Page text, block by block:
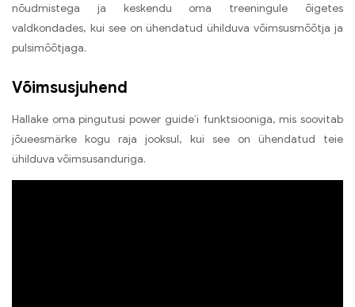
nõudmistega ja keskendu oma treeningule õigetes
valdkondades, kui see on ühendatud ühilduva võimsusmõõtja ja
pulsimõõtjaga.
Võimsusjuhend
Hallake oma pingutusi power guide’i funktsiooniga, mis soovitab
jõueesmärke kogu raja jooksul, kui see on ühendatud teie
ühilduva võimsusanduriga.